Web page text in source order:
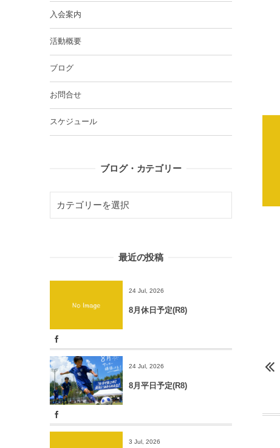
入会案内
活動概要
ブログ
お問合せ
スケジュール
ブログ・カテゴリー
最近の投稿
24 Jul, 2026
8月休日予定(R8)
24 Jul, 2026
8月平日予定(R8)
3 Jul, 2026